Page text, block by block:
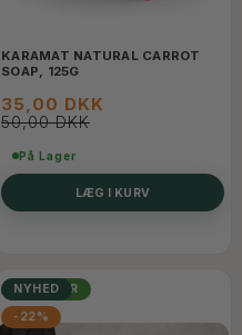
KARAMAT NATURAL CARROT
SOAP, 125G
35,00 DKK
50,00 DKK
På Lager
LÆG I KURV
POPULÆR
-22%
NYHED